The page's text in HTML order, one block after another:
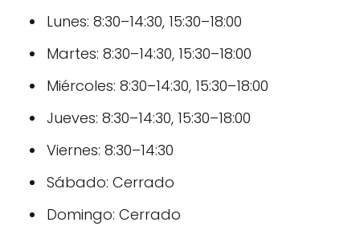
Lunes: 8:30–14:30, 15:30–18:00
Martes: 8:30–14:30, 15:30–18:00
Miércoles: 8:30–14:30, 15:30–18:00
Jueves: 8:30–14:30, 15:30–18:00
Viernes: 8:30–14:30
Sábado: Cerrado
Domingo: Cerrado